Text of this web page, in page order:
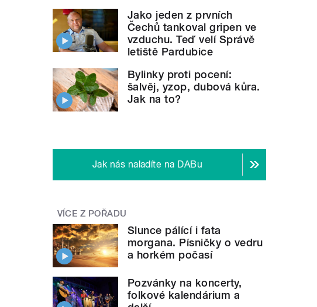
Jako jeden z prvních
Čechů tankoval gripen ve
vzduchu. Teď velí Správě
letiště Pardubice
Bylinky proti pocení:
šalvěj, yzop, dubová kůra.
Jak na to?
Jak nás naladíte na DABu
VÍCE Z POŘADU
Slunce pálící i fata
morgana. Písničky o vedru
a horkém počasí
Pozvánky na koncerty,
folkové kalendárium a